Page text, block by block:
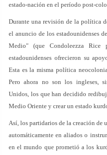
estado-nación en el período post-
Durante una revisión de la política
el anuncio de los estadounidenses
Medio" (que Condoleezza Rice
estadounidenses ofrecieron su
Esta es la misma política
Pero ahora no son los ingleses,
Unidos, los que han decidido
Medio Oriente y crear un estado
Así, los partidarios de la creación de
automáticamente en aliados o
en el mundo que prometió a los